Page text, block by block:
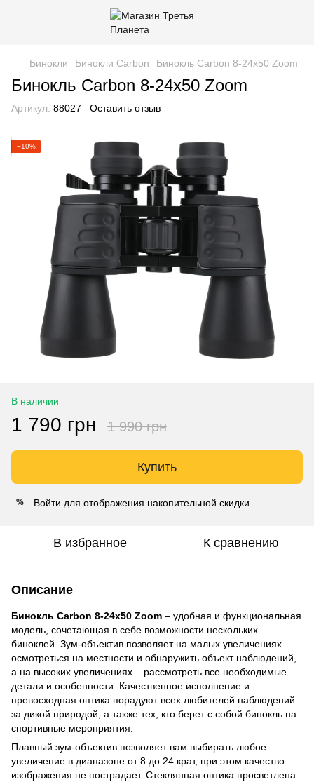
Бинокли Бинокли Carbon Бинокль Carbon 8-24x50 Zoom
Бинокль Carbon 8-24x50 Zoom
Артикул: 88027 Оставить отзыв
−10%
В наличии
1 790 грн 1 990 грн
Купить
% Войти для отображения накопительной скидки
В избранное К сравнению
Описание
Бинокль Carbon 8-24x50 Zoom – удобная и функциональная
модель, сочетающая в себе возможности нескольких
биноклей. Зум-объектив позволяет на малых увеличениях
осмотреться на местности и обнаружить объект наблюдений,
а на высоких увеличениях – рассмотреть все необходимые
детали и особенности. Качественное исполнение и
превосходная оптика порадуют всех любителей наблюдений
за дикой природой, а также тех, кто берет с собой бинокль на
спортивные мероприятия.
Плавный зум-объектив позволяет вам выбирать любое
увеличение в диапазоне от 8 до 24 крат, при этом качество
изображения не пострадает. Стеклянная оптика просветлена